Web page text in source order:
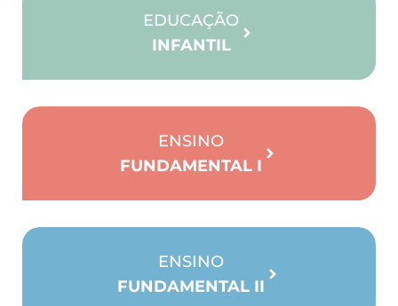
EDUCAÇÃO
INFANTIL
ENSINO
FUNDAMENTAL I
ENSINO
FUNDAMENTAL II